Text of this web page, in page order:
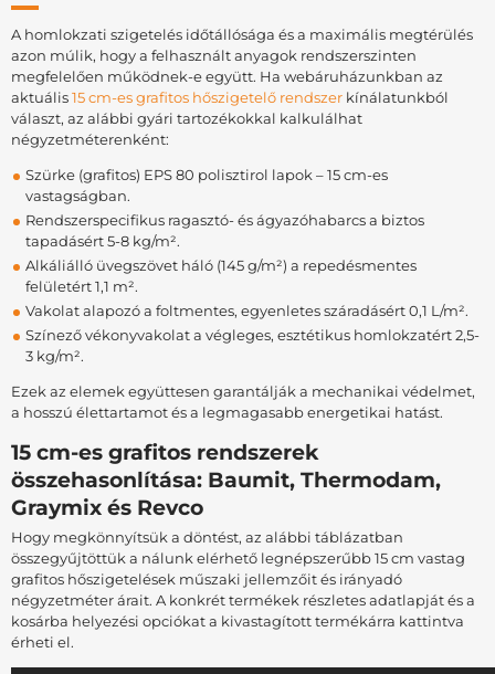
A homlokzati szigetelés időtállósága és a maximális megtérülés
azon múlik, hogy a felhasznált anyagok rendszerszinten
megfelelően működnek-e együtt. Ha webáruházunkban az
aktuális15 cm-es grafitos hőszigetelő rendszerkínálatunkból
választ, az alábbi gyári tartozékokkal kalkulálhat
négyzetméterenként:
Szürke (grafitos) EPS 80 polisztirol lapok – 15 cm-es
vastagságban.
Rendszerspecifikus ragasztó- és ágyazóhabarcs a biztos
tapadásért 5-8 kg/m².
Alkáliálló üvegszövet háló (145 g/m²) a repedésmentes
felületért 1,1 m².
Vakolat alapozó a foltmentes, egyenletes száradásért 0,1 L/m².
Színező vékonyvakolat a végleges, esztétikus homlokzatért 2,5-
3 kg/m².
Ezek az elemek együttesen garantálják a mechanikai védelmet,
a hosszú élettartamot és a legmagasabb energetikai hatást.
15 cm-es grafitos rendszerek
összehasonlítása: Baumit, Thermodam,
Graymix és Revco
Hogy megkönnyítsük a döntést, az alábbi táblázatban
összegyűjtöttük a nálunk elérhető legnépszerűbb 15 cm vastag
grafitos hőszigetelések műszaki jellemzőit és irányadó
négyzetméter árait. A konkrét termékek részletes adatlapját és a
kosárba helyezési opciókat a kivastagított termékárra kattintva
érheti el.